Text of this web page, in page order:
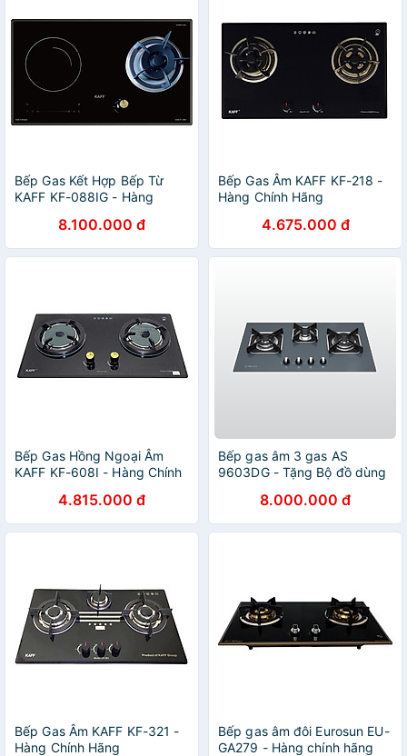
Bếp Gas Kết Hợp Bếp Từ
KAFF KF-088IG - Hàng
8.100.000 đ
Bếp Gas Âm KAFF KF-218 -
Hàng Chính Hãng
4.675.000 đ
Bếp Gas Hồng Ngoại Âm
KAFF KF-608I - Hàng Chính
4.815.000 đ
Bếp gas âm 3 gas AS
9603DG - Tặng Bộ đồ dùng
Khay úp chén dĩa MDD-
14028 - Hàng chính hãng
8.000.000 đ
Bếp Gas Âm KAFF KF-321 -
Hàng Chính Hãng
Bếp gas âm đôi Eurosun EU-
GA279 - Hàng chính hãng